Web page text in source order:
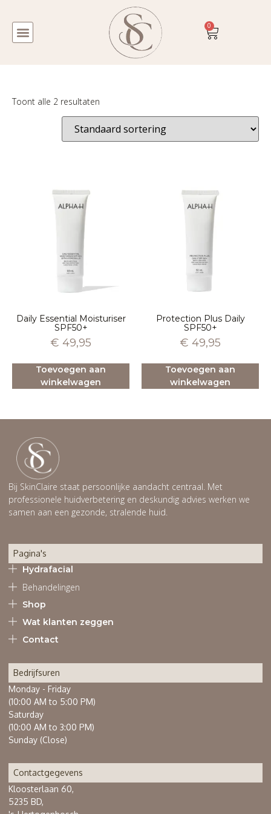
0
Toont alle 2 resultaten
Daily Essential Moisturiser
SPF50+
€ 49,95
Toevoegen aan
winkelwagen
Protection Plus Daily
SPF50+
€ 49,95
Toevoegen aan
winkelwagen
Bij SkinClaire staat persoonlijke aandacht centraal. Met
professionele huidverbetering en deskundig advies werken we
samen aan een gezonde, stralende huid.
Pagina's
Hydrafacial
Behandelingen
Shop
Wat klanten zeggen
Contact
Bedrijfsuren
Monday - Friday
(10:00 AM to 5:00 PM)
Saturday
(10:00 AM to 3:00 PM)
Sunday (Close)
Contactgegevens
Kloosterlaan 60,
5235 BD,